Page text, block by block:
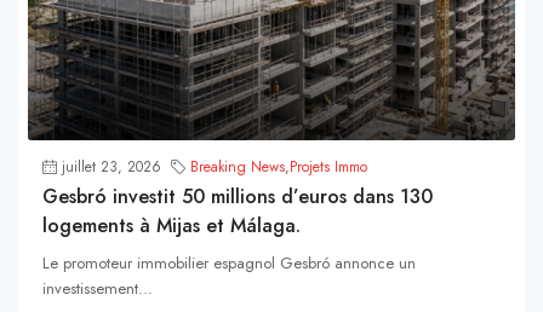
juillet 23, 2026 Breaking News,Projets Immo
Gesbró investit 50 millions d’euros dans 130
logements à Mijas et Málaga.
Le promoteur immobilier espagnol Gesbró annonce un
investissement...